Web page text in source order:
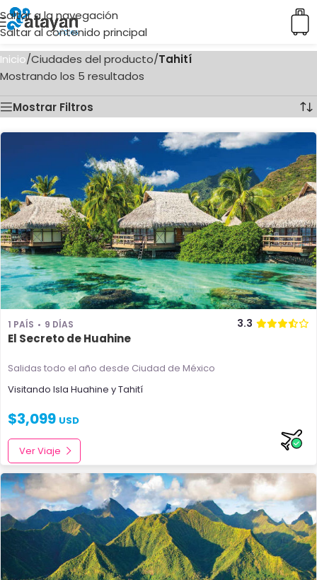
Saltar a la navegación
Saltar al contenido principal
Inicio/Ciudades del producto/Tahití
Mostrando los 5 resultados
Mostrar Filtros
1 PAÍS 9 DÍAS 3.3
El Secreto de Huahine
Salidas todo el año desde Ciudad de México
Visitando Isla Huahine yTahití
$3,099 USD
Ver Viaje